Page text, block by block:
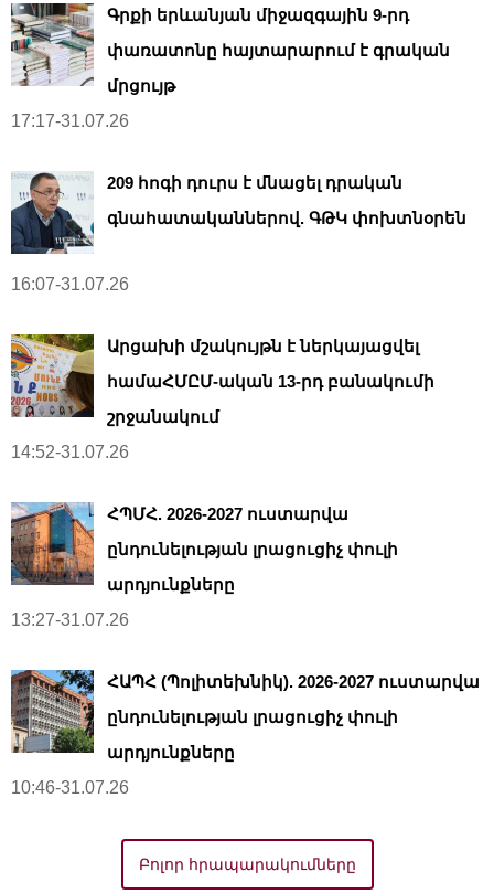
Գրքի երևանյան միջազգային 9-րդ
փառատոնը հայտարարում է գրական
մրցույթ
17:17-31.07.26
209 հոգի դուրս է մնացել դրական
գնահատականներով. ԳԹԿ փոխտնօրեն
16:07-31.07.26
Արցախի մշակույթն է ներկայացվել
համաՀՄԸՄ-ական 13-րդ բանակումի
շրջանակում
14:52-31.07.26
ՀՊՄՀ. 2026-2027 ուստարվա
ընդունելության լրացուցիչ փուլի
արդյունքները
13:27-31.07.26
ՀԱՊՀ (Պոլիտեխնիկ). 2026-2027 ուստարվա
ընդունելության լրացուցիչ փուլի
արդյունքները
10:46-31.07.26
Բոլոր հրապարակումները